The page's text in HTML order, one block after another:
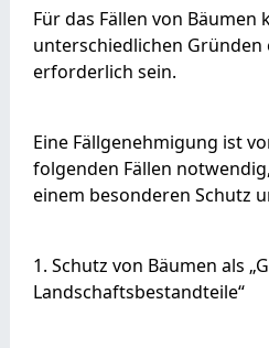
Für das Fällen von Bäumen
unterschiedlichen Gründen
erforderlich sein.
Eine Fällgenehmigung ist
folgenden Fällen
einem besonderen Schutz
1. Schutz von Bäumen als
Landschaftsbestandteile“